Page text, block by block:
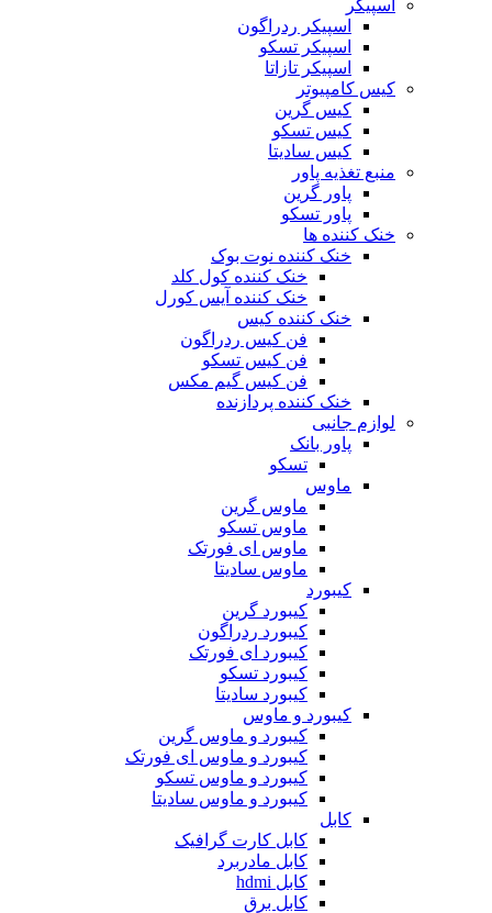
اسپیکر
اسپیکر ردراگون
اسپیکر تسکو
اسپیکر تازاتا
کیس کامپیوتر
کیس گرین
کیس تسکو
کیس سادیتا
منبع تغذیه‌ پاور
پاور گرین
پاور تسکو
خنک کننده ها
خنک کننده نوت بوک
خنک کننده کول کلد
خنک کننده آیس کورل
خنک کننده کیس
فن کیس ردراگون
فن کیس تسکو
فن کیس گیم مکس
خنک کننده پردازنده
لوازم جانبی
پاور بانک
تسکو
ماوس
ماوس گرین
ماوس تسکو
ماوس ای فورتک
ماوس سادیتا
کیبورد
کیبورد گرین
کیبورد ردراگون
کیبورد ای فورتک
کیبورد تسکو
کیبورد سادیتا
کیبورد و ماوس
کیبورد و ماوس گرین
کیبورد و ماوس ای فورتک
کیبورد و ماوس تسکو
کیبورد و ماوس سادیتا
کابل
کابل کارت گرافیک
کابل مادربرد
کابل hdmi
کابل برق